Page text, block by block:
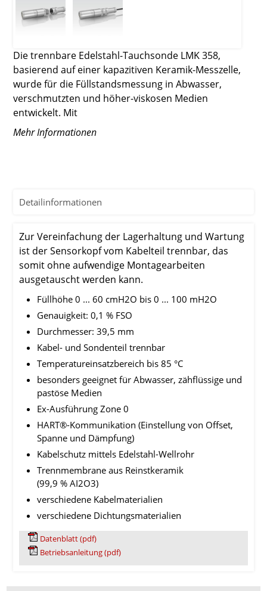
Die trennbare Edelstahl-Tauchsonde LMK 358,
basierend auf einer kapazitiven Keramik-Messzelle,
wurde für die Füllstandsmessung in Abwasser,
verschmutzten und höher-viskosen Medien
entwickelt. Mit
Mehr Informationen
Detailinformationen
Zur Vereinfachung der Lagerhaltung und Wartung
ist der Sensorkopf vom Kabelteil trennbar, das
somit ohne aufwendige Montagearbeiten
ausgetauscht werden kann.
Füllhöhe 0 ... 60 cmH2O bis 0 ... 100 mH2O
Genauigkeit: 0,1 % FSO
Durchmesser: 39,5 mm
Kabel- und Sondenteil trennbar
Temperatureinsatzbereich bis 85 °C
besonders geeignet für Abwasser, zähflüssige und
pastöse Medien
Ex-Ausführung Zone 0
HART®-Kommunikation (Einstellung von Offset,
Spanne und Dämpfung)
Kabelschutz mittels Edelstahl-Wellrohr
Trennmembrane aus Reinstkeramik
(99,9 % AI2O3)
verschiedene Kabelmaterialien
verschiedene Dichtungsmaterialien
Datenblatt (pdf)
Betriebsanleitung (pdf)